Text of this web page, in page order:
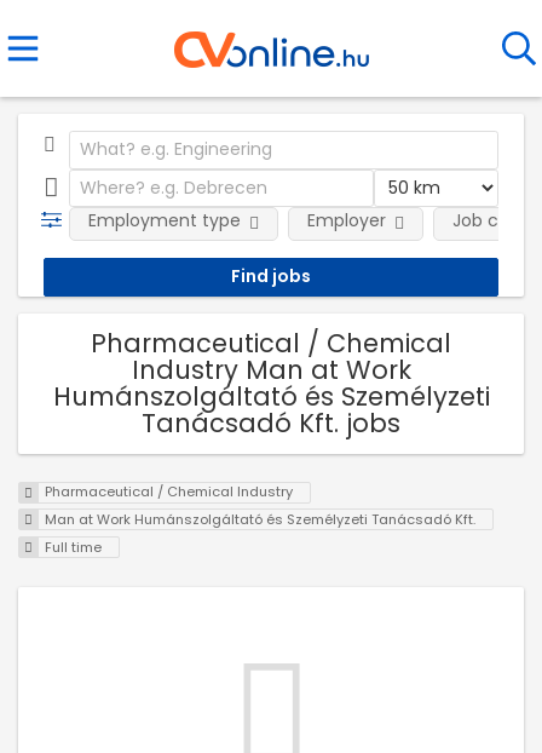
Employment type Employer Job
Pharmaceutical / Chemical
Industry Man at Work
Humánszolgáltató és Személyzeti
Tanácsadó Kft. jobs
Pharmaceutical / Chemical Industry
Man at Work Humánszolgáltató és Személyzeti Tanácsadó Kft.
Full time